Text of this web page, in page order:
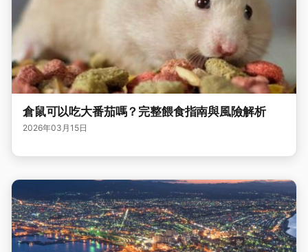
倉鼠可以吃大番茄嗎？完整餵食指南與風險解析
2026年03月15日